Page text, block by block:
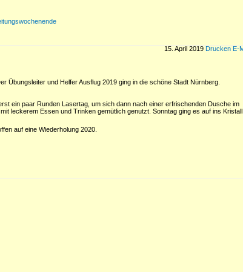
15. April 2019 Drucken E-
Übungsleiter und Helfer Ausflug 2019 ging in die schöne Stadt Nürnberg.
ein paar Runden Lasertag, um sich dann nach einer erfrischenden Dusche im
leckerem Essen und Trinken gemütlich genutzt. Sonntag ging es auf ins Kristall
auf eine Wiederholung 2020.